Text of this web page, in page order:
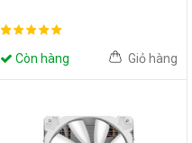
Còn hàng Giỏ hàng